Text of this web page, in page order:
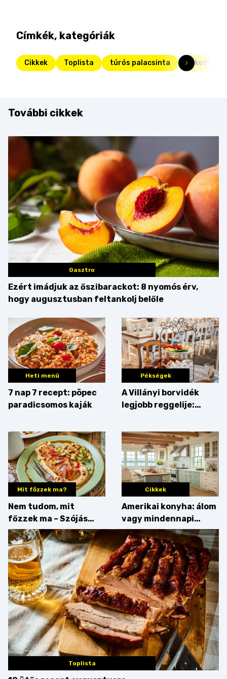
Címkék, kategóriák
Cikkek Toplista túrós palacsinta rakott
További cikkek
Gasztro
Ezért imádjuk az őszibarackot: 8 nyomós érv,
hogy augusztusban feltankolj belőle
Heti menü
7 nap 7 recept: pöpec
paradicsomos kaják
Pékségek
A Villányi borvidék
legjobb reggelije:
gourmet pékáruk
Palkonyán
Mit főzzek ma?
Nem tudom, mit
főzzek ma – Szójás
sztori
Cikkek
Amerikai konyha: álom
vagy mindennapi
bosszúság? Mutatjuk
az érveket
Toplista